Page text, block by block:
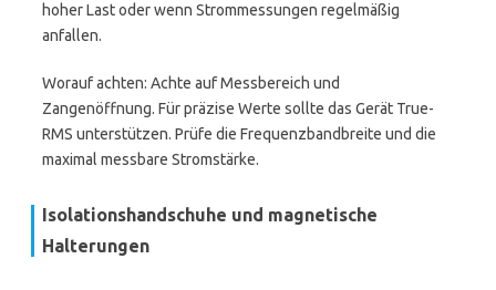
hoher Last oder wenn Strommessungen regelmäßig
anfallen.
Worauf achten: Achte auf Messbereich und
Zangenöffnung. Für präzise Werte sollte das Gerät True-
RMS unterstützen. Prüfe die Frequenzbandbreite und die
maximal messbare Stromstärke.
Isolationshandschuhe und magnetische
Halterungen